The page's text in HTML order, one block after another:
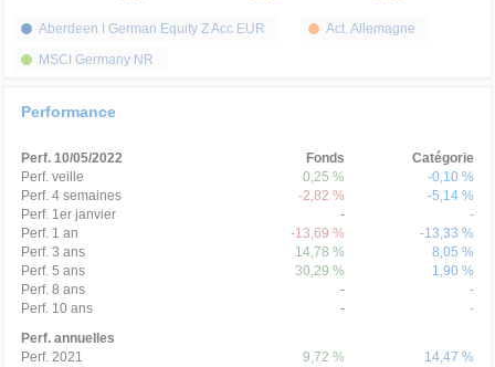
Aberdeen I German Equity Z Acc EUR
Act. Allemagne
MSCI Germany NR
Performance
Perf. 10/05/2022 Fonds
Catégorie
Perf. veille
0,25 %
-0,10 %
Perf. 4 semaines
-2,82 %
-5,14 %
Perf. 1er janvier
-
-
Perf. 1 an
-13,69 %
-13,33 %
Perf. 3 ans
14,78 %
8,05 %
Perf. 5 ans
30,29 %
1,90 %
Perf. 8 ans
-
-
Perf. 10 ans
-
-
Perf. annuelles
Perf. 2021
9,72 %
14,47 %